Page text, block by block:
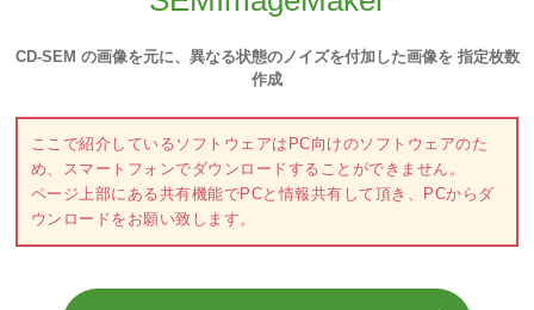
CD-SEM の画像を元に、異なる状態のノイズを付加した画像を 指定枚数
作成
ここで紹介しているソフトウェアはPC向けのソフトウェアのた
め、スマートフォンでダウンロードすることができません。
ページ上部にある共有機能でPCと情報共有して頂き、PCからダ
ウンロードをお願い致します。